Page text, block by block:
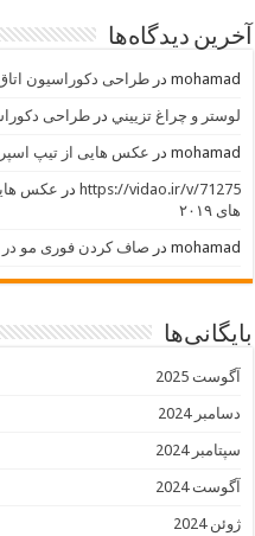
آخرین دیدگاه‌ها
mohamad درطراحی دکوراسیون اتاق
لوستر و چراغ تزييني درطراحی
mohamad در عکس هایی از تیپ اسپرت
https://vidao.ir/v/71275 در عکس
های ۲۰۱۹
mohamad در صاف کردن فوری مو در
بایگانی‌ها
آگوست 2025
دسامبر 2024
سپتامبر 2024
آگوست 2024
ژوئن 2024